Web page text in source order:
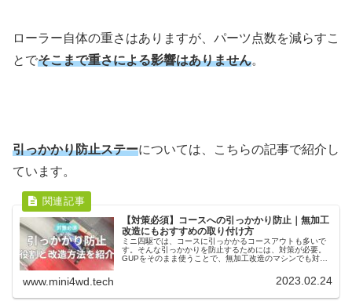
ローラー自体の重さはありますが、パーツ点数を減らすこ
とでそこまで重さによる影響はありません。
引っかかり防止ステーについては、こちらの記事で紹介し
ています。
【対策必須】コースへの引っかかり防止｜無加工
改造にもおすすめの取り付け方
ミニ四駆では、コースに引っかかるコースアウトも多いで
す。そんな引っかかりを防止するためには、対策が必要。
GUPをそのまま使うことで、無加工改造のマシンでも対策
www.mini4wd.tech 2023.02.24